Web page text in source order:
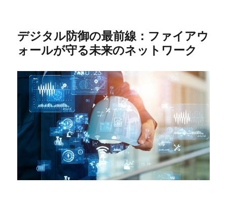
デジタル防御の最前線：ファイアウ
ォールが守る未来のネットワーク